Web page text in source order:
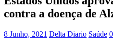
contra a doença de
8 Junho, 2021 Delta Diario Saúde 0